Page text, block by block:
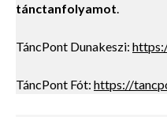
tánctanfolyamot.
TáncPont Dunakeszi:
TáncPont Fót: https://